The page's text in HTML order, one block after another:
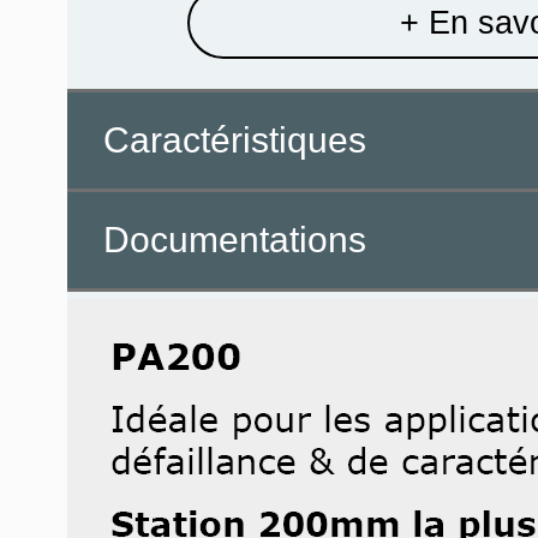
+ En
Caractéristiques
Documentations